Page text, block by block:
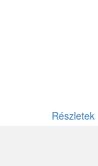
Részletek